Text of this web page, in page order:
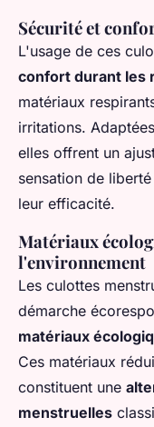
Sécurité et
L'usage de ces
confort durant les
matériaux
irritations.
elles offrent un
sensation de
leur efficacité.
Matériaux
l'environnement
Les culottes
démarche
matériaux
Ces matériaux
constituent une
menstruelles